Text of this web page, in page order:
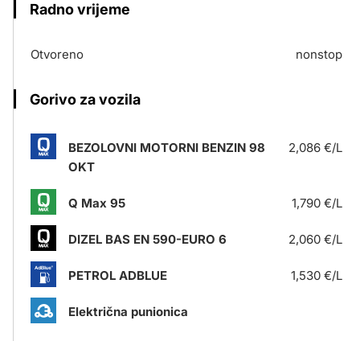
Radno vrijeme
Otvoreno nonstop
Gorivo za vozila
BEZOLOVNI MOTORNI BENZIN 98
OKT
2,086 €/L
Q Max 95 1,790 €/L
DIZEL BAS EN 590-EURO 6 2,060 €/L
PETROL ADBLUE 1,530 €/L
Električna punionica